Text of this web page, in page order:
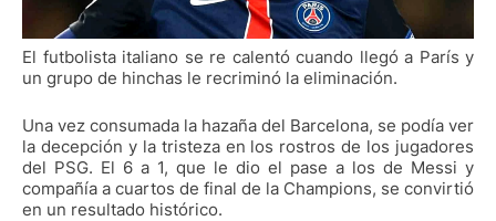
El futbolista italiano se re calentó cuando llegó a París y
un grupo de hinchas le recriminó la eliminación.
Una vez consumada la hazaña del Barcelona, se podía ver
la decepción y la tristeza en los rostros de los jugadores
del PSG. El 6 a 1, que le dio el pase a los de Messi y
compañía a cuartos de final de la Champions, se convirtió
en un resultado histórico.